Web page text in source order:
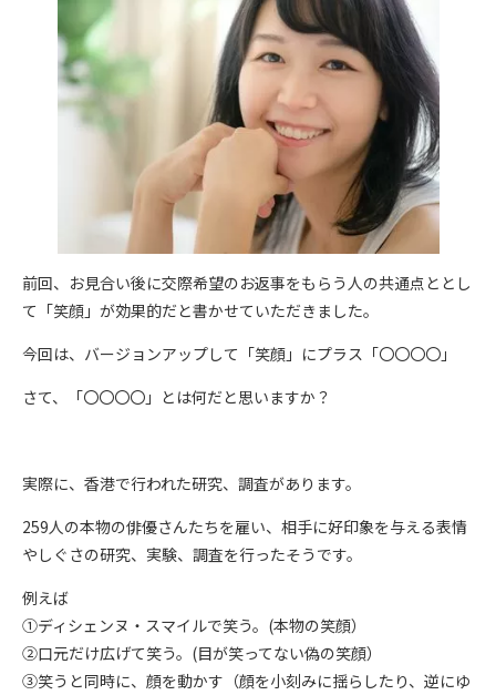
前回、お見合い後に交際希望のお返事をもらう人の共通点ととし
て「笑顔」が効果的だと書かせていただきました。
今回は、バージョンアップして「笑顔」にプラス「〇〇〇〇」
さて、「〇〇〇〇」とは何だと思いますか？
実際に、香港で行われた研究、調査があります。
259人の本物の俳優さんたちを雇い、相手に好印象を与える表情
やしぐさの研究、実験、調査を行ったそうです。
例えば
①ディシェンヌ・スマイルで笑う。(本物の笑顔）
②口元だけ広げて笑う。(目が笑ってない偽の笑顔）
③笑うと同時に、顔を動かす（顔を小刻みに揺らしたり、逆にゆ